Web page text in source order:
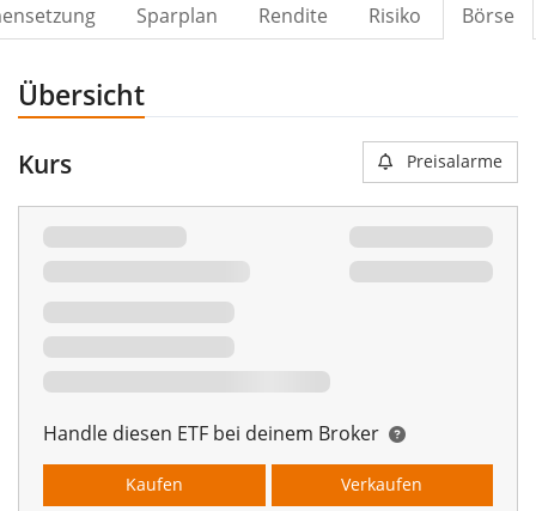
Sparplan Rendite Risiko Börse
Übersicht
Kurs Preisalarme
Handle diesen ETF bei deinem Broker
Kaufen Verkaufen